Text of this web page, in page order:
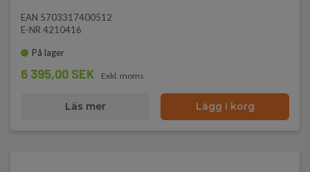
EAN 5703317400512
E-NR 4210416
På lager
6 395,00 SEK Exkl. moms
Läs mer Lägg i korg